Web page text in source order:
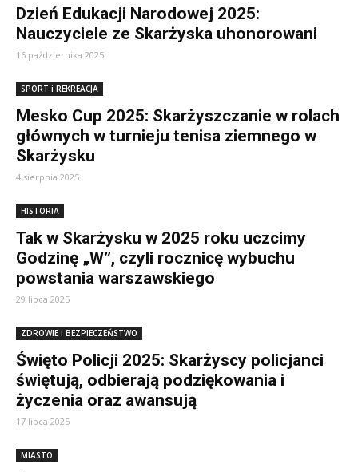
Dzień Edukacji Narodowej 2025:
Nauczyciele ze Skarżyska uhonorowani
16 października 2025
SPORT i REKREACJA
Mesko Cup 2025: Skarżyszczanie w rolach
głównych w turnieju tenisa ziemnego w
Skarżysku
4 sierpnia 2025
HISTORIA
Tak w Skarżysku w 2025 roku uczcimy
Godzinę „W”, czyli rocznicę wybuchu
powstania warszawskiego
29 lipca 2025
ZDROWIE i BEZPIECZEŃSTWO
Święto Policji 2025: Skarżyscy policjanci
świętują, odbierają podziękowania i
życzenia oraz awansują
17 lipca 2025
MIASTO